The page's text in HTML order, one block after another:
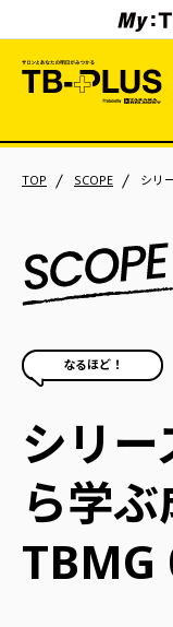
TOP SCOPE シリ
なるほど！
シリ
ら学
TBMG